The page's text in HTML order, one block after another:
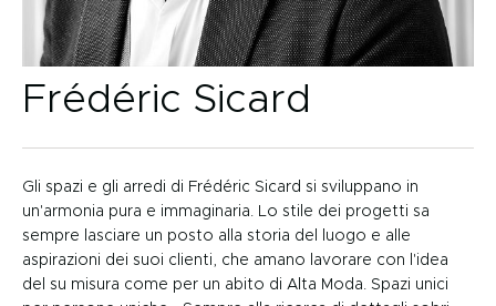
Frédéric Sicard
Gli spazi e gli arredi di Frédéric Sicard si sviluppano in
un'armonia pura e immaginaria. Lo stile dei progetti sa
sempre lasciare un posto alla storia del luogo e alle
aspirazioni dei suoi clienti, che amano lavorare con l'idea
del su misura come per un abito di Alta Moda. Spazi unici